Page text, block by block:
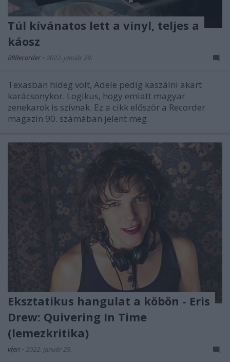
Túl kívánatos lett a vinyl, teljes a
káosz
RRRecorder • 2022. január 29.
Texasban hideg volt, Adele pedig kaszálni akart
karácsonykor. Logikus, hogy emiatt magyar
zenekarok is szívnak. Ez a cikk először a Recorder
magazin 90. számában jelent meg.
Eksztatikus hangulat a köbön - Eris
Drew: Quivering In Time
(lemezkritika)
vferi • 2022. január 29.